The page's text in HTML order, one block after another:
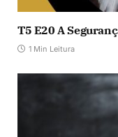
T5 E20 A
1 Min Leitura